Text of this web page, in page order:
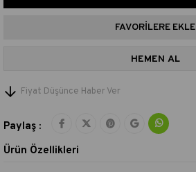
FAVORILERE EKLE
Fiyat Düşünce Haber Ver
Paylaş :
Ürün Özellikleri